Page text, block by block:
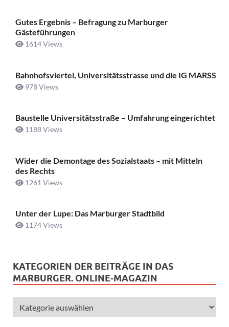
Gutes Ergebnis – Befragung zu Marburger
Gästeführungen
1614 Views
Bahnhofsviertel, Universitätsstrasse und die IG MARSS
978 Views
Baustelle Universitätsstraße ­– Umfahrung eingerichtet
1188 Views
Wider die Demontage des Sozialstaats – mit Mitteln
des Rechts
1261 Views
Unter der Lupe: Das Marburger Stadtbild
1174 Views
KATEGORIEN DER BEITRÄGE IN DAS
MARBURGER. ONLINE-MAGAZIN